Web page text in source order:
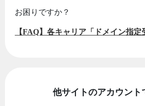
お困りですか？
【FAQ】各キャリア「ドメイン指
他サイトのアカウント